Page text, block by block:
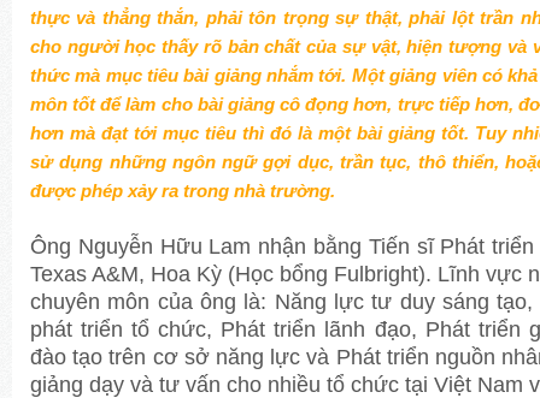
thực và thẳng thắn, phải tôn trọng sự thật, phải lột trần
cho người học thấy rõ bản chất của sự vật, hiện tượng và
thức mà mục tiêu bài giảng nhắm tới. Một giảng viên có
môn tốt để làm cho bài giảng cô đọng hơn, trực tiếp hơn,
hơn mà đạt tới mục tiêu thì đó là một bài giảng tốt. Tuy
sử dụng những ngôn ngữ gợi dục, trần tục, thô thiển,
được phép xảy ra trong nhà trường.
Ông Nguyễn Hữu Lam nhận bằng Tiến sĩ Phát
Texas A&M, Hoa Kỳ (Học bổng Fulbright). Lĩnh vực
chuyên môn của ông là: Năng lực tư duy sáng
phát triển tổ chức, Phát triển lãnh đạo, Phát triển
đào tạo trên cơ sở năng lực và Phát triển nguồn
giảng dạy và tư vấn cho nhiều tổ chức tại Việt Nam